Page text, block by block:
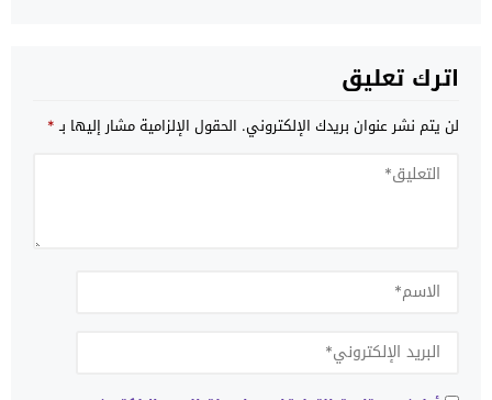
اترك تعليق
لن يتم نشر عنوان بريدك الإلكتروني. الحقول الإلزامية مشار إليها بـ*